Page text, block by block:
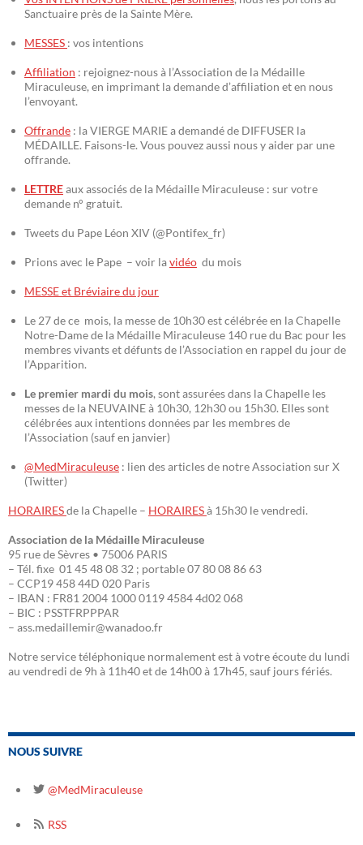
Sanctuaire près de la Sainte Mère.
MESSES : vos intentions
Affiliation : rejoignez-nous à l’Association de la Médaille
Miraculeuse, en imprimant la demande d’affiliation et en nous
l’envoyant.
Offrande : la VIERGE MARIE a demandé de DIFFUSER la
MÉDAILLE. Faisons-le. Vous pouvez aussi nous y aider par une
offrande.
LETTREaux associés de la Médaille Miraculeuse : sur votre
demande n° gratuit.
Tweets du Pape Léon XIV (@Pontifex_fr)
Prions avec le Pape – voir lavidéo du mois
MESSE et Bréviaire du jour
Le 27 de ce mois, la messe de 10h30 est célébrée en la Chapelle
Notre-Dame de la Médaille Miraculeuse 140 rue du Bac pour les
membres vivants et défunts de l’Association en rappel du jour de
l’Apparition.
Le premier mardi du mois, sont assurées dans la Chapelle les
messes de la NEUVAINE à 10h30, 12h30 ou 15h30. Elles sont
célébrées aux intentions données par les membres de
l’Association (sauf en janvier)
@MedMiraculeuse : lien des articles de notre Association sur X
(Twitter)
HORAIRESde la Chapelle – HORAIRESà 15h30 le vendredi.
Association de la Médaille Miraculeuse
95 rue de Sèvres • 75006 PARIS
– Tél. fixe 01 45 48 08 32 ; portable 07 80 08 86 63
– CCP19 458 44D 020 Paris
– IBAN : FR81 2004 1000 0119 4584 4d02 068
– BIC : PSSTFRPPPAR
– ass.medaillemir@wanadoo.fr
Notre service téléphonique normalement est à votre écoute du lundi
au vendredi de 9h à 11h40 et de 14h00 à 17h45, sauf jours fériés.
NOUS SUIVRE
@MedMiraculeuse
RSS